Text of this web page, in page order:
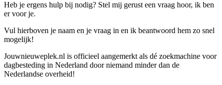
Heb je ergens hulp bij nodig? Stel mij gerust een vraag hoor, ik ben
er voor je.
Vul hierboven je naam en je vraag in en ik beantwoord hem zo snel
mogelijk!
Jouwnieuweplek.nl is officieel aangemerkt als dé zoekmachine voor
dagbesteding in Nederland door niemand minder dan de
Nederlandse overheid!